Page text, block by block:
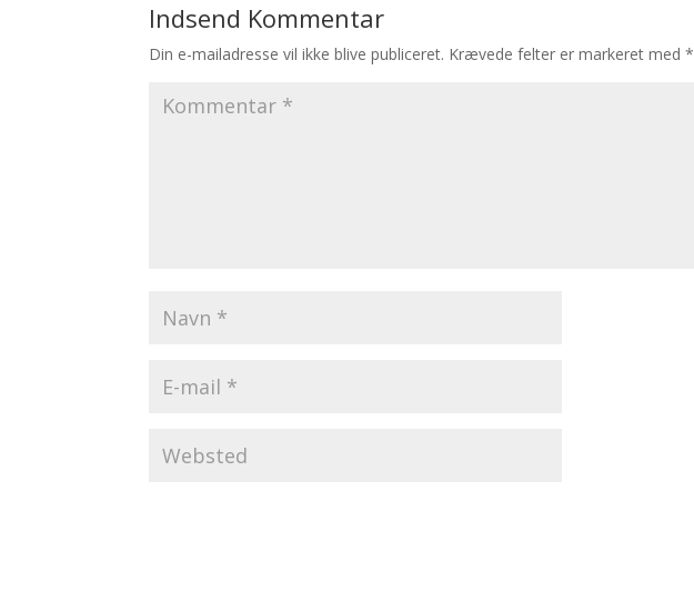
Indsend Kommentar
Din e-mailadresse vil ikke blive publiceret. Krævede felter er markeret med*